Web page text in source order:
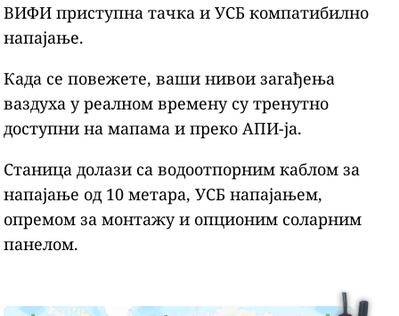
ВИФИ приступна тачка и УСБ компатибилно
напајање.
Када се повежете, ваши нивои загађења
ваздуха у реалном времену су тренутно
доступни на мапама и преко АПИ-ја.
Станица долази са водоотпорним каблом за
напајање од 10 метара, УСБ напајањем,
опремом за монтажу и опционим соларним
панелом.